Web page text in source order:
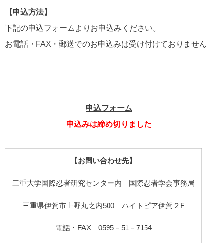
【申込方法】
下記の申込フォームよりお申込みください。
お電話・FAX・郵送でのお申込みは受け付けておりません
申込フォーム
申込みは締め切りました
【お問い合わせ先】
三重大学国際忍者研究センター内 国際忍者学会事務局
三重県伊賀市上野丸之内500 ハイトピア伊賀２F
電話・FAX 0595－51－7154